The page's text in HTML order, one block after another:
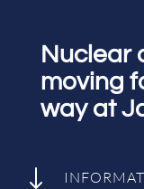
Nuclear
moving
way at
"